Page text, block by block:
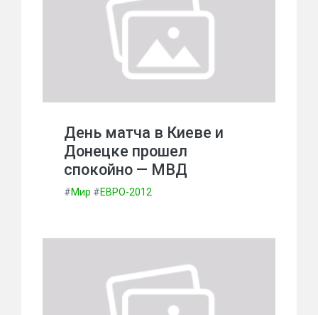
День матча в Киеве и
Донецке прошел
спокойно — МВД
#Мир #ЕВРО-2012